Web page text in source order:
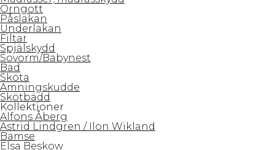
Örngott
Påslakan
Underlakan
Filtar
Spjälskydd
Sovorm/Babynest
Bad
Sköta
Amningskudde
Skötbädd
Kollektioner
Alfons Åberg
Astrid Lindgren / Ilon Wikland
Bamse
Elsa Beskow